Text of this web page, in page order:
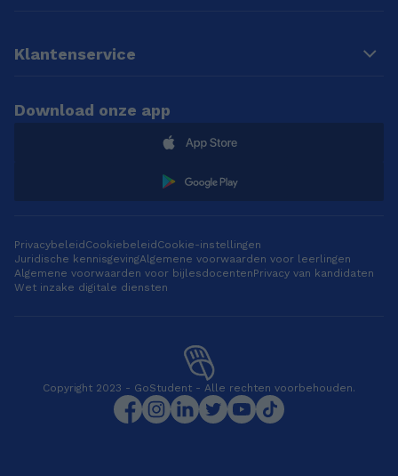
Klantenservice
Download onze app
Privacybeleid Cookiebeleid Cookie-instellingen
Juridische kennisgevingAlgemene voorwaarden voor leerlingen
Algemene voorwaarden voor bijlesdocentenPrivacy van kandidaten
Wet inzake digitale diensten
Copyright 2023 - GoStudent - Alle rechten voorbehouden.